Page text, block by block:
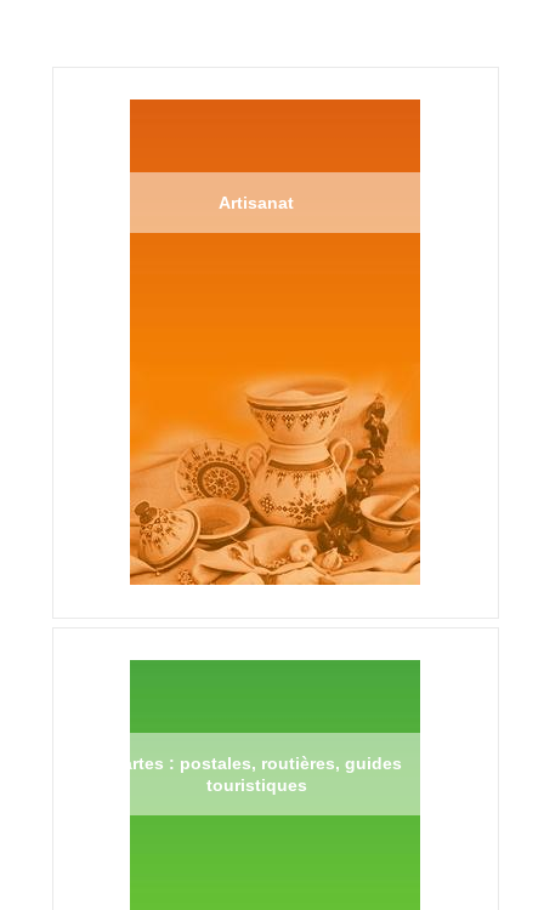
Artisanat
Cartes : postales, routières, guides
touristiques